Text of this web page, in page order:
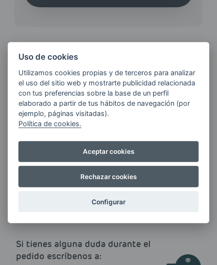
¿QUIERES ESTAR AL DÍA DE
LAS
ÚLTIMAS NOVEDADES?
E-MAIL
Quiero recibir las últimas novedades de AVIA
ENERGIAS por cualquier medio, incluido
electrónico.Más información
Si tienes alguna duda durante el
pedido escríbenos a:
Uso de cookies
Utilizamos cookies propias y de terceros para analizar
el uso del sitio web y mostrarte publicidad relacionada
con tus preferencias sobre la base de un perfil
elaborado a partir de tus hábitos de navegación (por
ejemplo, páginas visitadas).
Política de cookies.
Aceptar cookies
Rechazar cookies
Configurar